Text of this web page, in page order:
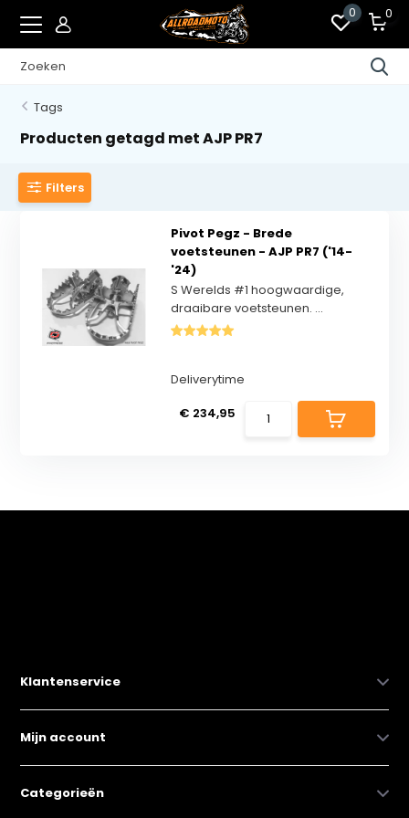
0 0
Tags
Producten getagd met AJP PR7
Filters
Pivot Pegz - Brede
voetsteunen - AJP PR7 ('14-
'24)
S Werelds #1 hoogwaardige,
draaibare voetsteunen. ...
Deliverytime
€ 234,95
Klantenservice
Mijn account
Categorieën